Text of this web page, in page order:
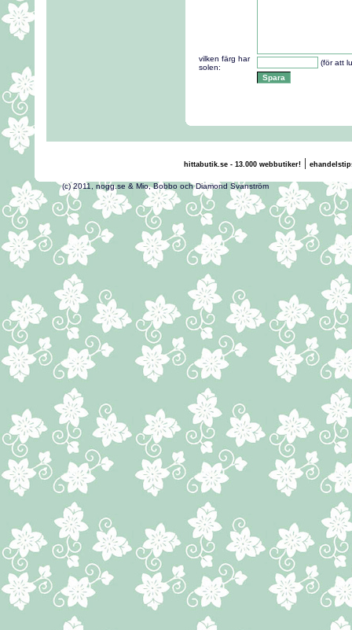
vilken färg har
solen:
(för att
hittabutik.se - 13.000 webbutiker!|
(c) 2011, nogg.se & Mio, Bobbo och Diamond